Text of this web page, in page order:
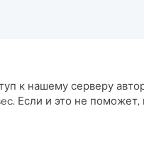
к нашему серверу
Если и это не